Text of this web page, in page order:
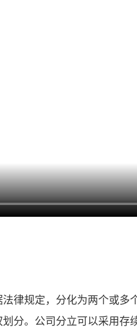
律规定，分化为两个或多
分。公司分立可以采用存